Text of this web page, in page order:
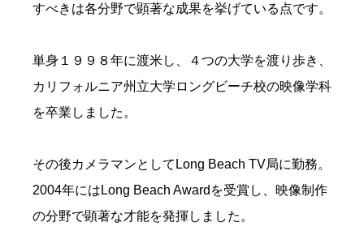
すべきは各分野で顕著な成果を挙げている点です。
単身１９９８年に渡米し、４つの大学を渡り歩き、
カリフォルニア州立大学ロングビーチ校の映像学科
を卒業しました。
その後カメラマンとして Long Beach TV局に勤務。
2004年には Long Beach Award を受賞し、映像制作
の分野で顕著な才能を発揮しました。